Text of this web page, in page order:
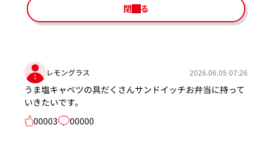
閉じる
レモングラス 2026.06.05 07:26
うま塩キャベツの具だくさんサンドイッチお弁当に持って
いきたいです。
00003
00000